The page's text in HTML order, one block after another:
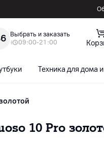
Выбрать и заказать
09:00-21:00
Техника для дома
10 Pro